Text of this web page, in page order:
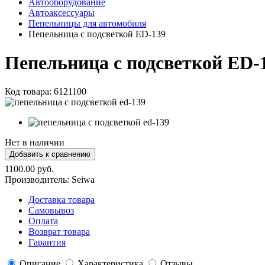
Автоаксессуары
Пепельницы для автомобиля
Пепельница с подсветкой ED-139
Пепельница с подсветкой ED-
Код товара: 6121100
Нет в наличии
1100.00 руб.
Производитель: Seiwa
Доставка товара
Самовывоз
Оплата
Возврат товара
Гарантия